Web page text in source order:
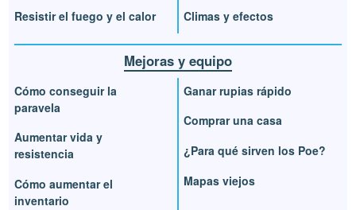
Resistir el fuego y el calor
Climas y efectos
Mejoras y equipo
Cómo conseguir la
paravela
Aumentar vida y
resistencia
Cómo aumentar el
inventario
Ganar rupias rápido
Comprar una casa
¿Para qué sirven los Poe?
Mapas viejos